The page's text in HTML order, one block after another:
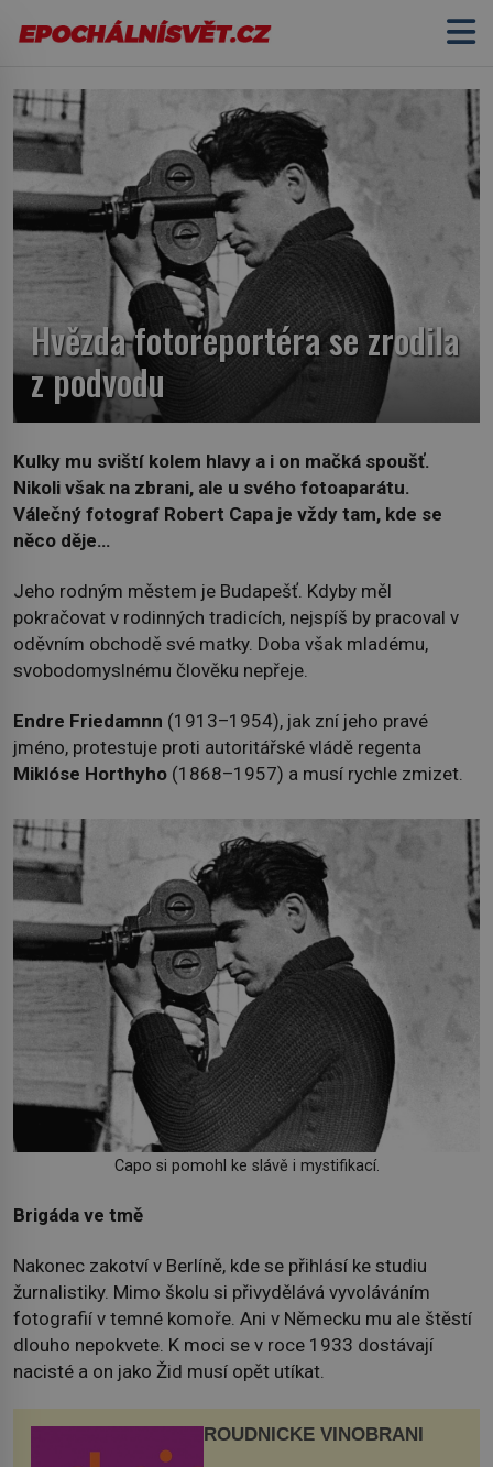
Hvězda fotoreportéra se zrodila
z podvodu
Kulky mu sviští kolem hlavy a i on mačká spoušť.
Nikoli však na zbrani, ale u svého fotoaparátu.
Válečný fotograf Robert Capa je vždy tam, kde se
něco děje…
Jeho rodným městem je Budapešť. Kdyby měl
pokračovat v rodinných tradicích, nejspíš by pracoval v
oděvním obchodě své matky. Doba však mladému,
svobodomyslnému člověku nepřeje.
Endre Friedamnn (1913–1954), jak zní jeho pravé
jméno, protestuje proti autoritářské vládě regenta
Miklóse Horthyho (1868–1957) a musí rychle zmizet.
Capo si pomohl ke slávě i mystifikací.
Brigáda ve tmě
Nakonec zakotví v Berlíně, kde se přihlásí ke studiu
žurnalistiky. Mimo školu si přivydělává vyvoláváním
fotografií v temné komoře. Ani v Německu mu ale štěstí
dlouho nepokvete. K moci se v roce 1933 dostávají
nacisté a on jako Žid musí opět utíkat.
ROUDNICKÉ VINOBRANÍ